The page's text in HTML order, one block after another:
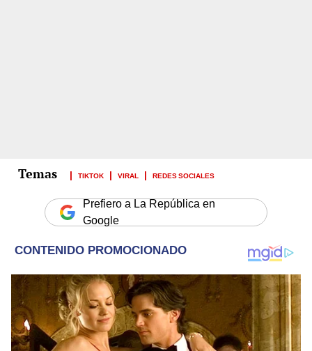
TIKTOK VIRAL REDES SOCIALES
Prefiero a La República en
Google